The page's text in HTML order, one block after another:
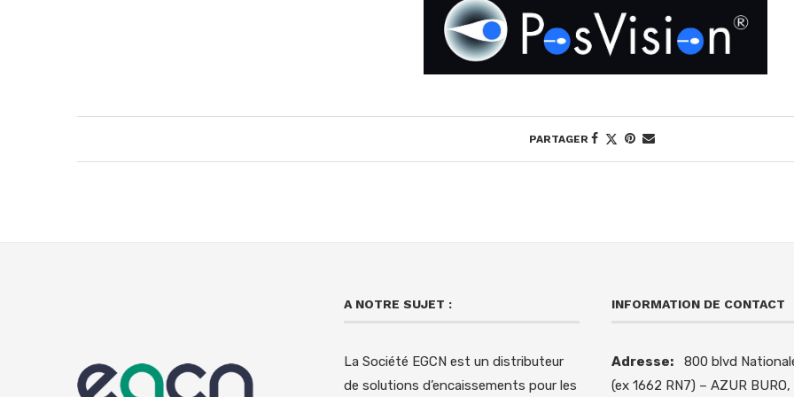
PARTAGER
A NOTRE SUJET :
La Société EGCN est un distributeur
de solutions d’encaissements pour les
INFORMATION DE CONTACT
Adresse:800 blvd
(ex 1662 RN7) – AZUR BURO,